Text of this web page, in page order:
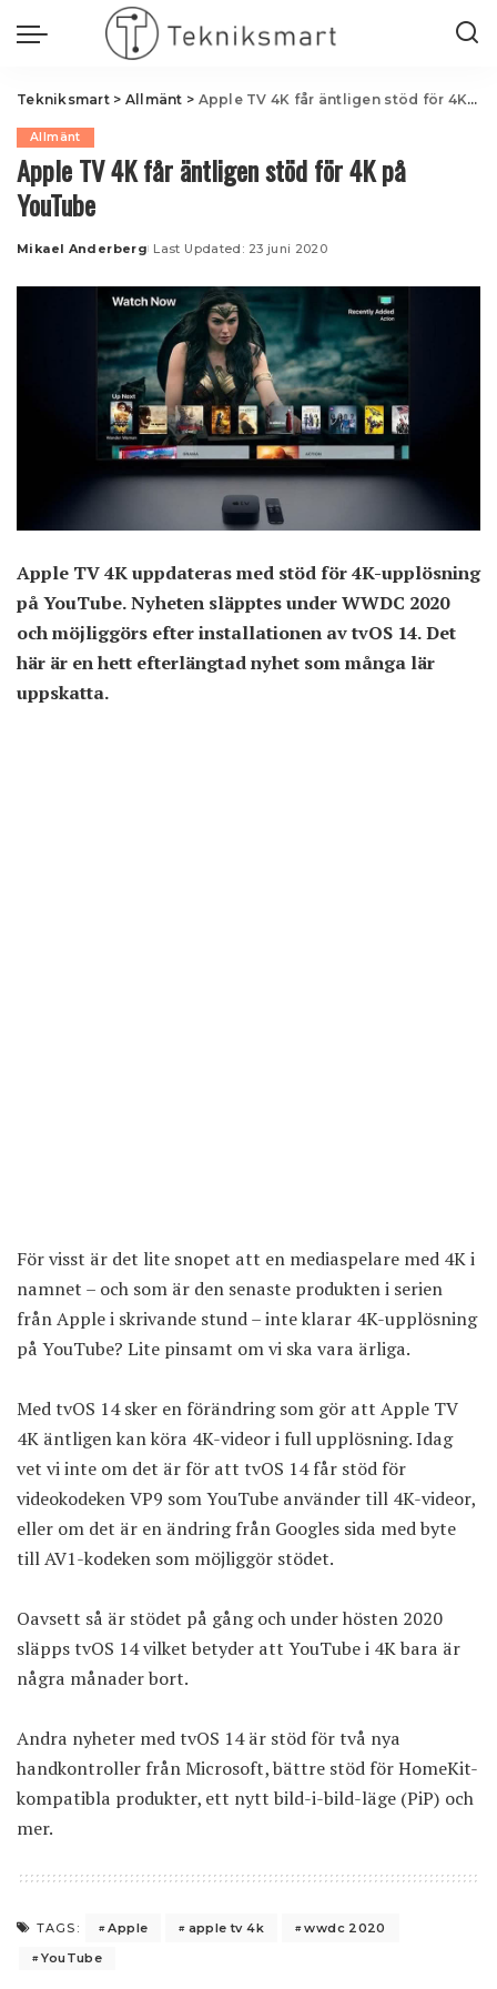
Tekniksmart> Allmänt > Apple TV 4K får äntligen stöd för 4K på YouTube
Allmänt
Apple TV 4K får äntligen stöd för 4K på
YouTube
Posted
Mikael Anderberg Last Updated: 23 juni 2020
Apple TV 4K uppdateras med stöd för 4K-upplösning
på YouTube. Nyheten släpptes under WWDC 2020
och möjliggörs efter installationen av tvOS 14. Det
här är en hett efterlängtad nyhet som många lär
uppskatta.
För visst är det lite snopet att en mediaspelare med 4K i
namnet – och som är den senaste produkten i serien
från Apple i skrivande stund – inte klarar 4K-upplösning
på YouTube? Lite pinsamt om vi ska vara ärliga.
Med tvOS 14 sker en förändring som gör att Apple TV
4K äntligen kan köra 4K-videor i full upplösning. Idag
vet vi inte om det är för att tvOS 14 får stöd för
videokodeken VP9 som YouTube använder till 4K-videor,
eller om det är en ändring från Googles sida med byte
till AV1-kodeken som möjliggör stödet.
Oavsett så är stödet på gång och under hösten 2020
släpps tvOS 14 vilket betyder att YouTube i 4K bara är
några månader bort.
Andra nyheter med tvOS 14 är stöd förtvå nya
handkontroller från Microsoft, bättre stöd för HomeKit-
kompatibla produkter, ett nytt bild-i-bild-läge (PiP) och
mer.
TAGS: Apple apple tv 4k
wwdc 2020
YouTube